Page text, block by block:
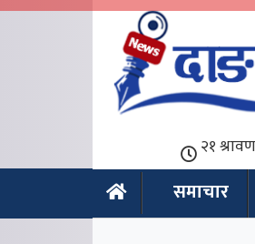
समाचार